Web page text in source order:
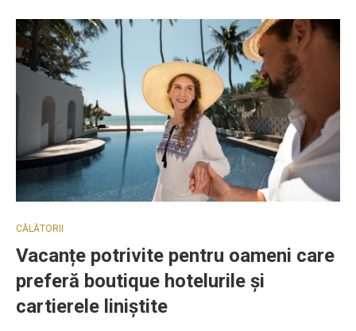
CĂLĂTORII
Vacanțe potrivite pentru oameni care
preferă boutique hotelurile și
cartierele liniștite